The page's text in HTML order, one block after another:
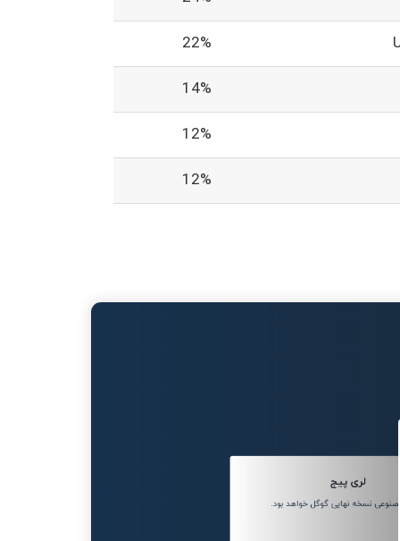
22%
14%
12%
12%
لری پیج
نسخه نهایی گوگل خواهد بود.